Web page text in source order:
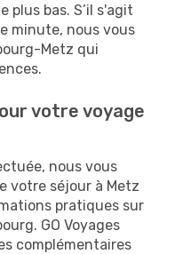
plus bas. S’il s'agit
minute, nous vous
Metz qui
votre voyage
nous vous
votre séjour à Metz
pratiques sur
GO Voyages
complémentaires